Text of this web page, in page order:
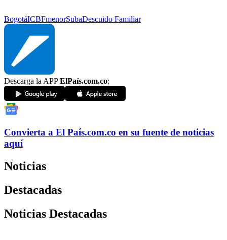
BogotáICBFmenorSubaDescuido Familiar
Descarga la APPElPaís.com.co:
Convierta a El País.com.co en su fuente de noticias
aquí
Noticias
Destacadas
Noticias Destacadas